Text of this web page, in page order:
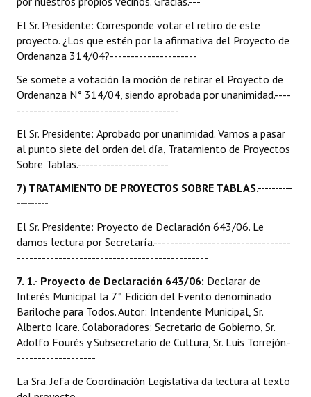
El Sr. Presidente: Corresponde votar el retiro de este
proyecto. ¿Los que estén por la afirmativa del Proyecto de
Ordenanza 314/04?---------------------
Se somete a votación la moción de retirar el Proyecto de
Ordenanza N° 314/04, siendo aprobada por unanimidad.----
---------------------------------------
El Sr. Presidente: Aprobado por unanimidad. Vamos a pasar
al punto siete del orden del día, Tratamiento de Proyectos
Sobre Tablas.----------------------
7) TRATAMIENTO DE PROYECTOS SOBRE TABLAS.----------
---------
El Sr. Presidente: Proyecto de Declaración 643/06. Le
damos lectura por Secretaría.---------------------------------
----------------------------------------------
7. 1.- Proyecto de Declaración 643/06: Declarar de
Interés Municipal la 7° Edición del Evento denominado
Bariloche para Todos. Autor: Intendente Municipal, Sr.
Alberto Icare. Colaboradores: Secretario de Gobierno, Sr.
Adolfo Fourés y Subsecretario de Cultura, Sr. Luis Torrejón.-
-------------------
La Sra. Jefa de Coordinación Legislativa da lectura al texto